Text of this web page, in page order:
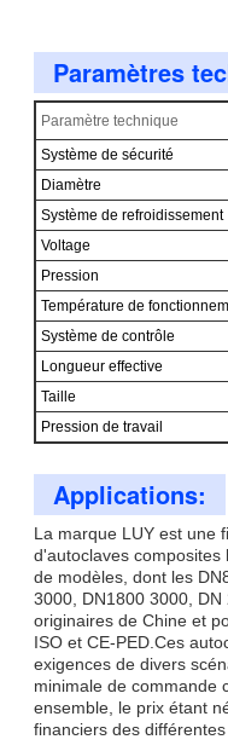
Paramètres
Paramètre technique
Système de sécurité
Diamètre
Système de refroidissement
Voltage
Pression
Température de
Système de contrôle
Longueur effective
Taille
Pression de travail
Applications:
La marque LUY est une
d'autoclaves
de modèles, dont les
3000, DN1800 3000,
originaires de Chine et
ISO et CE-PED.Ces
exigences de divers
minimale de commande
ensemble, le prix étant
financiers des différentes